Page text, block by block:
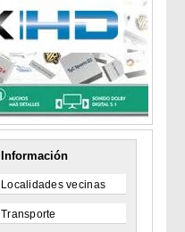
Información
Localidades vecinas
Transporte